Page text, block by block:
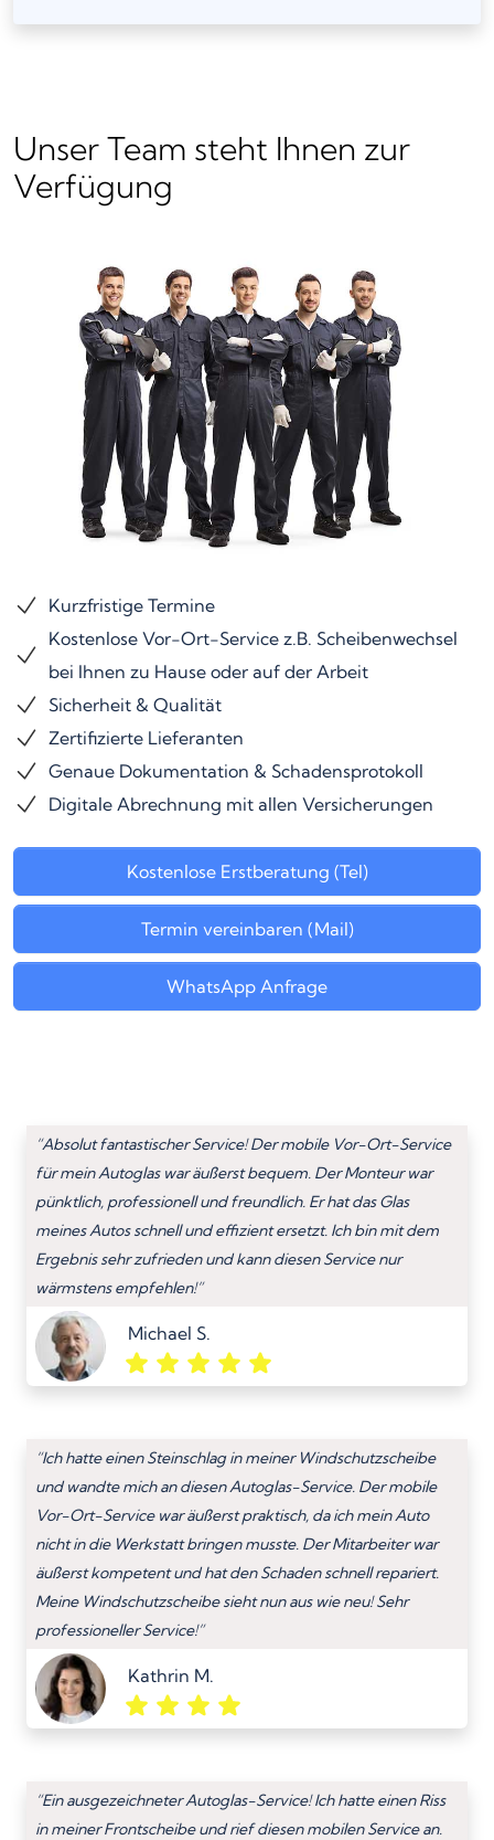
Unser Team steht Ihnen zur
Verfügung
Kurzfristige Termine
Kostenlose Vor-Ort-Service z.B. Scheibenwechsel
bei Ihnen zu Hause oder auf der Arbeit
Sicherheit & Qualität
Zertifizierte Lieferanten
Genaue Dokumentation & Schadensprotokoll
Digitale Abrechnung mit allen Versicherungen
Kostenlose Erstberatung (Tel)
Termin vereinbaren (Mail)
WhatsApp Anfrage
“Absolut fantastischer Service! Der mobile Vor-Ort-Service
für mein Autoglas war äußerst bequem. Der Monteur war
pünktlich, professionell und freundlich. Er hat das Glas
meines Autos schnell und effizient ersetzt. Ich bin mit dem
Ergebnis sehr zufrieden und kann diesen Service nur
wärmstens empfehlen!”
Michael S.
“Ich hatte einen Steinschlag in meiner Windschutzscheibe
und wandte mich an diesen Autoglas-Service. Der mobile
Vor-Ort-Service war äußerst praktisch, da ich mein Auto
nicht in die Werkstatt bringen musste. Der Mitarbeiter war
äußerst kompetent und hat den Schaden schnell repariert.
Meine Windschutzscheibe sieht nun aus wie neu! Sehr
professioneller Service!”
Kathrin M.
“Ein ausgezeichneter Autoglas-Service! Ich hatte einen Riss
in meiner Frontscheibe und rief diesen mobilen Service an.